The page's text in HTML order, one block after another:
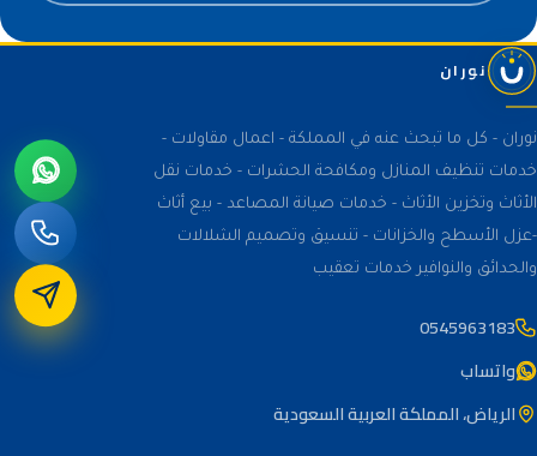
نوران
نوران - كل ما تبحث عنه في المملكة - اعمال مقاولات -
خدمات تنظيف المنازل ومكافحة الحشرات - خدمات نقل
الأثاث وتخزين الأثاث - خدمات صيانة المصاعد - بيع أثاث
-عزل الأسطح والخزانات - تنسيق وتصميم الشلالات
والحدائق والنوافير خدمات تعقيب
0545963183
واتساب
الرياض، المملكة العربية السعودية